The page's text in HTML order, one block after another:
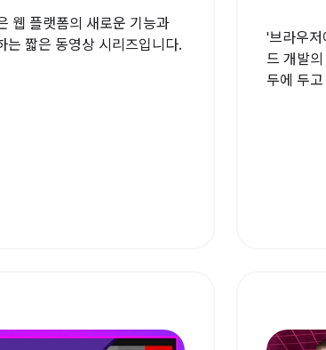
웹 플랫폼의 새로운 기능과
는 짧은 동영상 시리즈입니다.
'브라우
드 개발
두에 두